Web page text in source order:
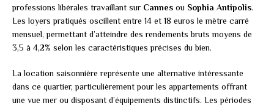
professions libérales travaillant sur Cannes ou Sophia Antipolis.
Les loyers pratiqués oscillent entre 14 et 18 euros le mètre carré
mensuel, permettant d’atteindre des rendements bruts moyens de
3,5 à 4,2% selon les caractéristiques précises du bien.
La location saisonnière représente une alternative intéressante
dans ce quartier, particulièrement pour les appartements offrant
une vue mer ou disposant d’équipements distinctifs. Les périodes